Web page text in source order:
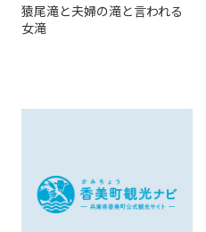
猿尾滝と夫婦の滝と言われる
女滝